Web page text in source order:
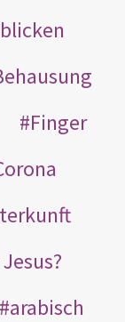
blicken
Finger
arabisch